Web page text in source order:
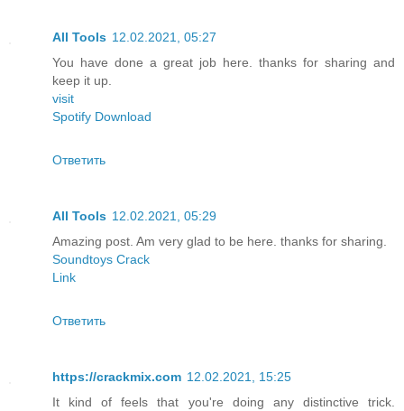
All Tools 12.02.2021, 05:27
You have done a great job here. thanks for sharing and
keep it up.
visit
Spotify Download
Ответить
All Tools 12.02.2021, 05:29
Amazing post. Am very glad to be here. thanks for sharing.
Soundtoys Crack
Link
Ответить
https://crackmix.com 12.02.2021, 15:25
It kind of feels that you're doing any distinctive trick.